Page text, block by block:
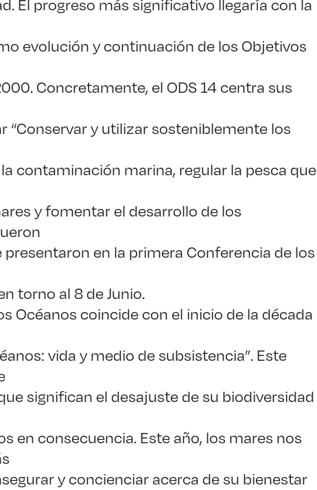
evolución y continuación de los Objetivos
Concretamente, el ODS 14 centra sus
y utilizar sosteniblemente los
contaminación marina, regular la pesca que
y fomentar el desarrollo de los
en la primera Conferencia de los
torno al 8 de Junio.
Océanos coincide con el inicio de la década
vida y medio de subsistencia”. Este
significan el desajuste de su biodiversidad
en consecuencia. Este año, los mares nos
y concienciar acerca de su bienestar